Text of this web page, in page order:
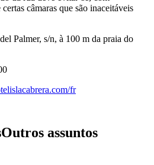
câmaras que são inaceitáveis
Palmer, s/n, à 100 m da praia do
fr
Outros assuntos